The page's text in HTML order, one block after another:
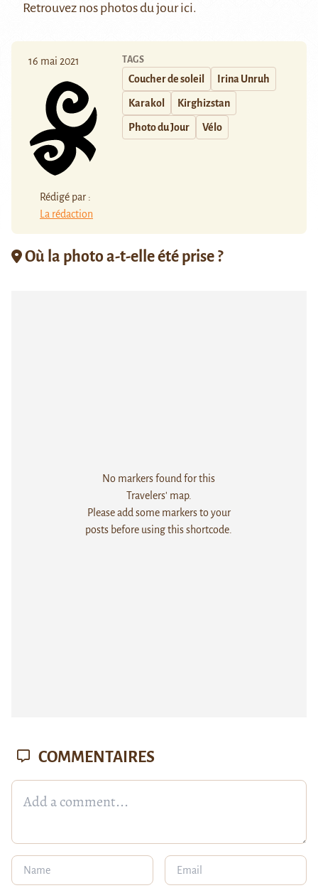
Retrouvez nos photos du jourici.
16 mai 2021
Rédigé par :
La rédaction
TAGS
Coucher de soleil Irina Unruh
Karakol Kirghizstan
Photo du Jour Vélo
Où la photo a-t-elle été prise ?
No markers found for this
Travelers' map.
Please add some markers to your
posts before using this shortcode.
COMMENTAIRES